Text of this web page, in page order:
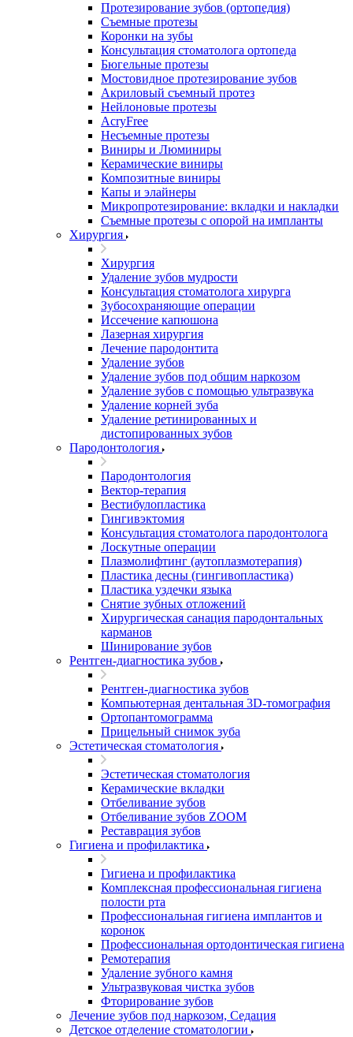
Протезирование зубов (ортопедия)
Съемные протезы
Коронки на зубы
Консультация стоматолога ортопеда
Бюгельные протезы
Мостовидное протезирование зубов
Акриловый съемный протез
Нейлоновые протезы
AcryFree
Несъемные протезы
Виниры и Люминиры
Керамические виниры
Композитные виниры
Капы и элайнеры
Микропротезирование: вкладки и накладки
Съемные протезы с опорой на импланты
Хирургия
Хирургия
Удаление зубов мудрости
Консультация стоматолога хирурга
Зубосохраняющие операции
Иссечение капюшона
Лазерная хирургия
Лечение пародонтита
Удаление зубов
Удаление зубов под общим наркозом
Удаление зубов с помощью ультразвука
Удаление корней зуба
Удаление ретинированных и
дистопированных зубов
Пародонтология
Пародонтология
Вектор-терапия
Вестибулопластика
Гингивэктомия
Консультация стоматолога пародонтолога
Лоскутные операции
Плазмолифтинг (аутоплазмотерапия)
Пластика десны (гингивопластика)
Пластика уздечки языка
Снятие зубных отложений
Хирургическая санация пародонтальных
карманов
Шинирование зубов
Рентген-диагностика зубов
Рентген-диагностика зубов
Компьютерная дентальная 3D-томография
Ортопантомограмма
Прицельный снимок зуба
Эстетическая стоматология
Эстетическая стоматология
Керамические вкладки
Отбеливание зубов
Отбеливание зубов ZOOM
Реставрация зубов
Гигиена и профилактика
Гигиена и профилактика
Комплексная профессиональная гигиена
полости рта
Профессиональная гигиена имплантов и
коронок
Профессиональная ортодонтическая гигиена
Ремотерапия
Удаление зубного камня
Ультразвуковая чистка зубов
Фторирование зубов
Лечение зубов под наркозом, Седация
Детское отделение стоматологии